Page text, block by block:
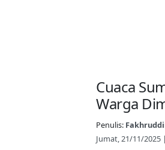
Cuaca
Warga
Penulis:
Jumat, 21/11/2025